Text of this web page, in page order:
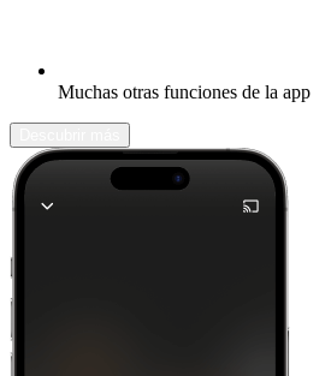
Muchas otras funciones de la app